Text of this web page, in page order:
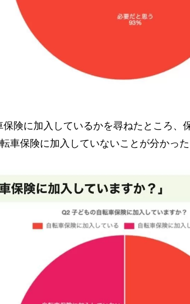
険に加入しているかを尋ねたところ、
車保険に加入していないことが分かった